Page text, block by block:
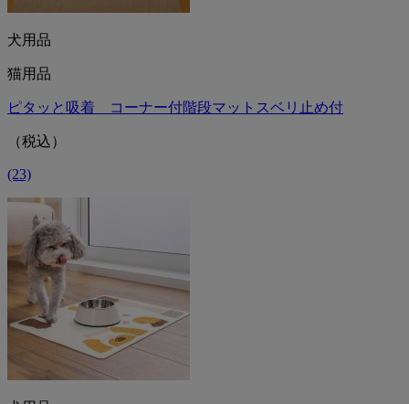
犬用品
猫用品
ピタッと吸着 コーナー付階段マットスベリ止め付
（税込）
(23)